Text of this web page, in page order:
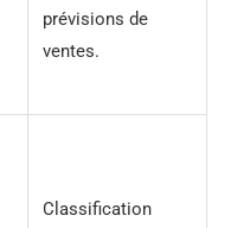
prévisions de
ventes.
Classification